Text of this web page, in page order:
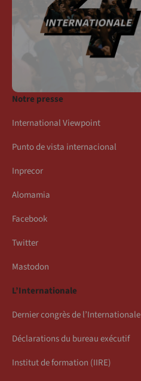
Notre presse
International Viewpoint
Punto de vista internacional
Inprecor
Alomamia
Facebook
Twitter
Mastodon
L’Internationale
Dernier congrès de l’Internationale
Déclarations du bureau exécutif
Institut de formation (IIRE)